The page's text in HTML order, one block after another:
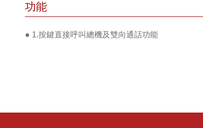
功能
● 1.按鍵直接呼叫總機及雙向通話功能